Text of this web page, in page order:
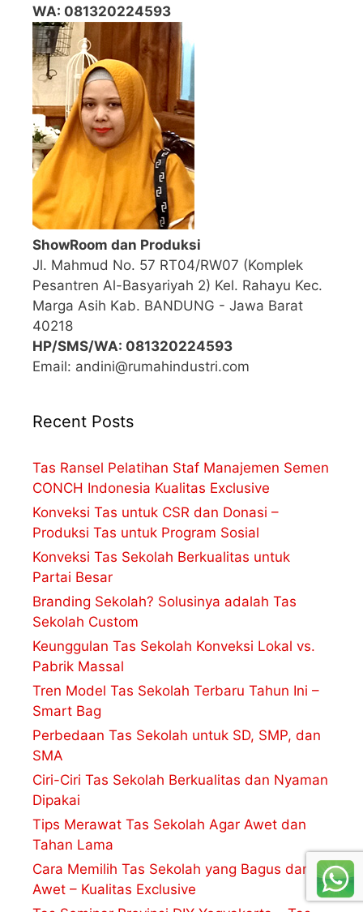
WA: 081320224593
ShowRoom dan Produksi
Jl. Mahmud No. 57 RT04/RW07 (Komplek
Pesantren Al-Basyariyah 2) Kel. Rahayu Kec.
Marga Asih Kab. BANDUNG - Jawa Barat
40218
HP/SMS/WA: 081320224593
Email: andini@rumahindustri.com
Recent Posts
Tas Ransel Pelatihan Staf Manajemen Semen
CONCH Indonesia Kualitas Exclusive
Konveksi Tas untuk CSR dan Donasi –
Produksi Tas untuk Program Sosial
Konveksi Tas Sekolah Berkualitas untuk
Partai Besar
Branding Sekolah? Solusinya adalah Tas
Sekolah Custom
Keunggulan Tas Sekolah Konveksi Lokal vs.
Pabrik Massal
Tren Model Tas Sekolah Terbaru Tahun Ini –
Smart Bag
Perbedaan Tas Sekolah untuk SD, SMP, dan
SMA
Ciri-Ciri Tas Sekolah Berkualitas dan Nyaman
Dipakai
Tips Merawat Tas Sekolah Agar Awet dan
Tahan Lama
Cara Memilih Tas Sekolah yang Bagus dan
Awet – Kualitas Exclusive